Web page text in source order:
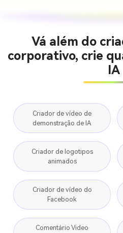
Vá além do
corporativo, crie
IA
Criador de vídeo de
demonstração de IA
Criador de logotipos
animados
Criador de vídeo do
Facebook
Comentário Video